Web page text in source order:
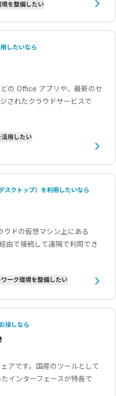
を整備したい
したいなら
の Office アプリや、最新のセ
されたクラウドサービスで
用したい
スクトップ）を利用したいなら
ウドの仮想マシン上にある
由で接続して遠隔で利用でき
ワーク環境を整備したい
探しなら
アです。国産のツールとして
インターフェースが特長で